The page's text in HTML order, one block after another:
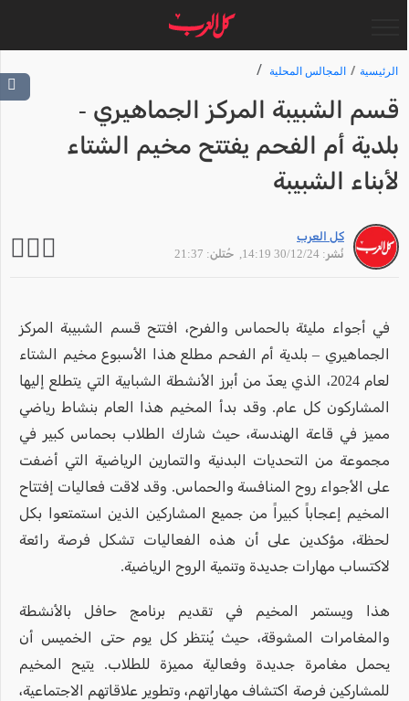
الرئيسية المجالس المحلية
قسم الشبيبة المركز الجماهيري -
بلدية أم الفحم يفتتح مخيم الشتاء
لأبناء الشبيبة
كل العرب
نُشر: 30/12/24 14:19
, حُتلن: 21:37
في أجواء مليئة بالحماس والفرح، افتتح قسم الشبيبة المركز
الجماهيري – بلدية أم الفحم مطلع هذا الأسبوع مخيم الشتاء
لعام 2024، الذي يعدّ من أبرز الأنشطة الشبابية التي يتطلع إليها
المشاركون كل عام. وقد بدأ المخيم هذا العام بنشاط رياضي
مميز في قاعة الهندسة، حيث شارك الطلاب بحماس كبير في
مجموعة من التحديات البدنية والتمارين الرياضية التي أضفت
على الأجواء روح المنافسة والحماس. وقد لاقت فعاليات إفتتاح
المخيم إعجاباً كبيراً من جميع المشاركين الذين استمتعوا بكل
لحظة، مؤكدين على أن هذه الفعاليات تشكل فرصة رائعة
لاكتساب مهارات جديدة وتنمية الروح الرياضية.
هذا ويستمر المخيم في تقديم برنامج حافل بالأنشطة
والمغامرات المشوقة، حيث يُنتظر كل يوم حتى الخميس أن
يحمل مغامرة جديدة وفعالية مميزة للطلاب. يتيح المخيم
للمشاركين فرصة اكتشاف مهاراتهم، وتطوير علاقاتهم الاجتماعية،